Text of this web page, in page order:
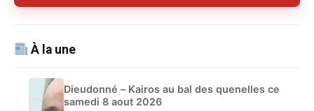
À la une
Dieudonné – Kairos au bal des quenelles ce
samedi 8 aout 2026